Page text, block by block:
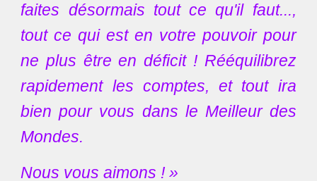
faites désormais tout ce qu'il faut...,
tout ce qui est en votre pouvoir pour
ne plus être en déficit ! Rééquilibrez
rapidement les comptes, et tout ira
bien pour vous dans le Meilleur des
Mondes.
Nous vous aimons ! »